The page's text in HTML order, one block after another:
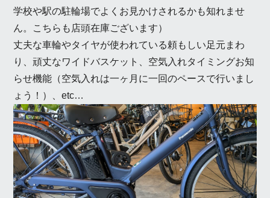
学校や駅の駐輪場でよくお見かけされるかも知れませ
ん。こちらも店頭在庫ございます）
丈夫な車輪やタイヤが使われている頼もしい足元まわ
り、頑丈なワイドバスケット、空気入れタイミングお知
らせ機能（空気入れは一ヶ月に一回のペースで行いまし
ょう！）、etc…